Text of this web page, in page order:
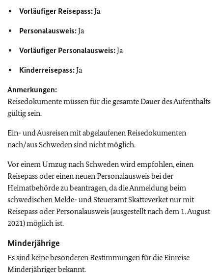
Vorläufiger Reisepass:Ja
Personalausweis:Ja
Vorläufiger Personalausweis:Ja
Kinderreisepass:Ja
Anmerkungen:
Reisedokumente müssen für die gesamte Dauer des Aufenthalts
gültig sein.
Ein- und Ausreisen mit abgelaufenen Reisedokumenten
nach/aus Schweden sind nicht möglich.
Vor einem Umzug nach Schweden wird empfohlen, einen
Reisepass oder einen neuen Personalausweis bei der
Heimatbehörde zu beantragen, da die Anmeldung beim
schwedischen Melde- und Steueramt Skatteverket nur mit
Reisepass oder Personalausweis (ausgestellt nach dem 1. August
2021) möglich ist.
Minderjährige
Es sind keine besonderen Bestimmungen für die Einreise
Minderjähriger bekannt.